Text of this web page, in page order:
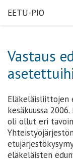
EETU-PIO
Vastaus
Eläkeläisliittojen
kesäkuussa
oli ollut eri
eläkeläisten